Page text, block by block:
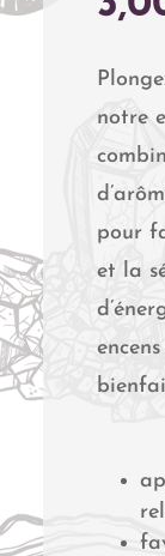
notre
pour
et la